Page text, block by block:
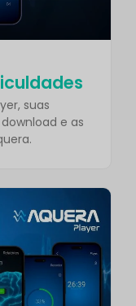
suas
e as